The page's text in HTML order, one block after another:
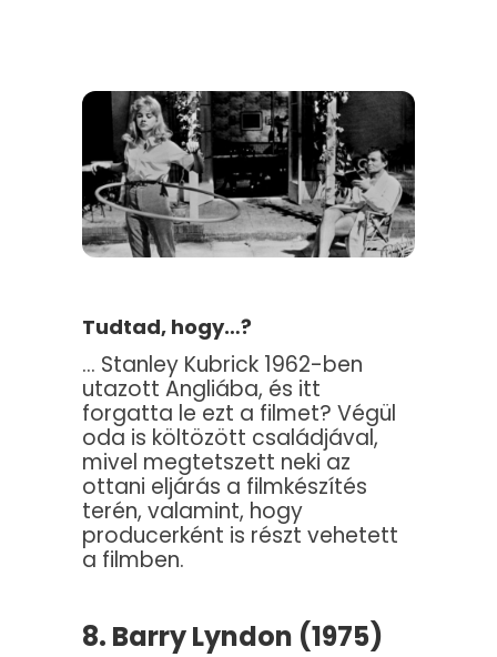
Tudtad, hogy…?
… Stanley Kubrick 1962-ben
utazott Angliába, és itt
forgatta le ezt a filmet? Végül
oda is költözött családjával,
mivel megtetszett neki az
ottani eljárás a filmkészítés
terén, valamint, hogy
producerként is részt vehetett
a filmben.
8. Barry Lyndon (1975)